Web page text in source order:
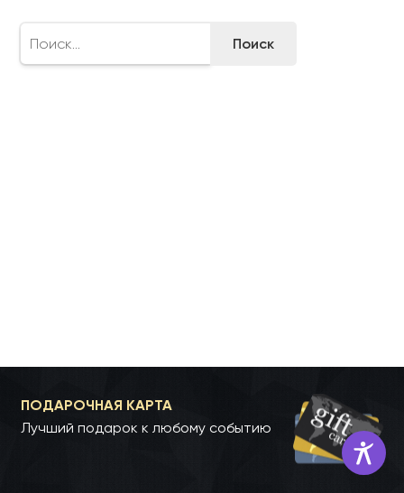
ПОДАРОЧНАЯ КАРТА
Лучший подарок к любому событию